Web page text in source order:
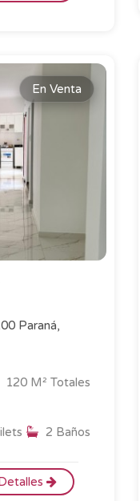
En Venta
Paraná,
120 M² Totales
2 Baños